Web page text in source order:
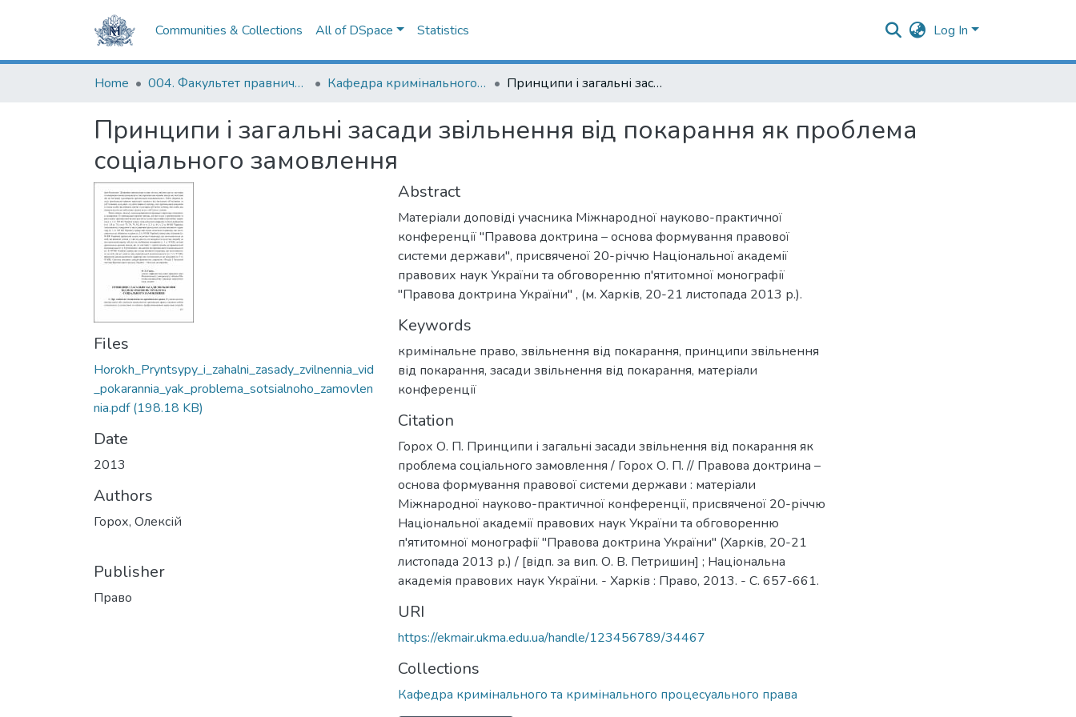
Communities & Collections All of DSpace Statistics Log In
Home 004. Факультет правничих наук Кафедра кримінального та кримінального процесуального права Принципи і загальні засади звільнення від покарання як проблема соціального замовлення
Принципи і загальні засади звільнення від покарання як проблема
соціального замовлення
Files
Horokh_Pryntsypy_i_zahalni_zasady_zvilnennia_vid
_pokarannia_yak_problema_sotsialnoho_zamovlen
nia.pdf(198.18 KB)
Date
2013
Authors
Горох, Олексій
Publisher
Право
Abstract
Матеріали доповіді учасника Міжнародної науково-практичної
конференції "Правова доктрина – основа формування правової
системи держави", присвяченої 20-річчю Національної академії
правових наук України та обговоренню п'ятитомної монографії
"Правова доктрина України" , (м. Харків, 20-21 листопада 2013 р.).
Keywords
кримінальне право, звільнення від покарання, принципи звільнення
від покарання, засади звільнення від покарання, матеріали
конференції
Citation
Горох О. П. Принципи і загальні засади звільнення від покарання як
проблема соціального замовлення / Горох О. П. // Правова доктрина –
основа формування правової системи держави : матеріали
Міжнародної науково-практичної конференції, присвяченої 20-річчю
Національної академії правових наук України та обговоренню
п'ятитомної монографії "Правова доктрина України" (Харків, 20-21
листопада 2013 р.) / [відп. за вип. О. В. Петришин] ; Національна
академія правових наук України. - Харків : Право, 2013. - С. 657-661.
URI
https://ekmair.ukma.edu.ua/handle/123456789/34467
Collections
Кафедра кримінального та кримінального процесуального права